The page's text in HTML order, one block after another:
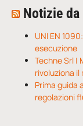
Notizie
UNI EN
esecuzione
Techne Srl |
rivoluziona il
Prima guida
regolazioni